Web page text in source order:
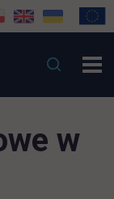
w